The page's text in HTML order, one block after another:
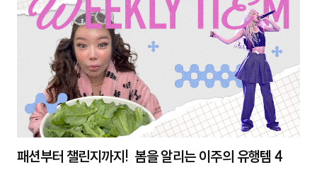
패션부터 챌린지까지! 봄을 알리는 이주의 유행템 4